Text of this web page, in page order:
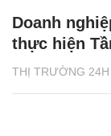
THỊ TRƯỜNG 24H
Doanh
thực hiện